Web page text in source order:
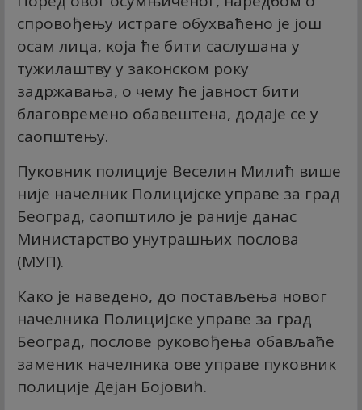
спровођењу истраге обухваћено је још
осам лица, која ће бити саслушана у
тужилаштву у законском року
задржавања, о чему ће јавност бити
благовремено обавештена, додаје се у
саопштењу.
Пуковник полиције Веселин Милић више
није начелник Полицијске управе за град
Београд, саопштило је раније данас
Министарство унутрашњих послова
(МУП).
Како је наведено, до постављења новог
начелника Полицијске управе за град
Београд, послове руковођења обављаће
заменик начелника ове управе пуковник
полиције Дејан Бојовић.